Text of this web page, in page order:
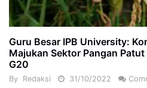
Guru Besar IPB University:
Majukan Sektor Pangan
G20
By Redaksi 31/10/2022